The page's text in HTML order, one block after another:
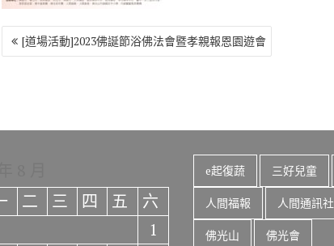
文
章
[道場活動]2023佛誕節浴佛法會暨孝親報恩園遊會
二 三 四 五
六
1
e起復蔬 三好兒童
人間福報 人間通訊社
佛光山 佛光會